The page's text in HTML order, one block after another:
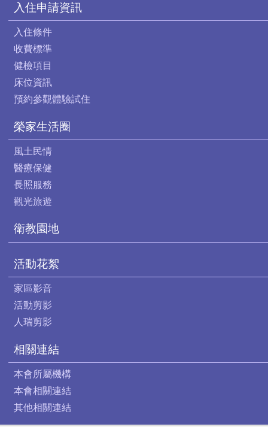
入住申請資訊
入住條件
收費標準
健檢項目
床位資訊
預約參觀體驗試住
榮家生活圈
風土民情
醫療保健
長照服務
觀光旅遊
衛教園地
活動花絮
家區影音
活動剪影
人瑞剪影
相關連結
本會所屬機構
本會相關連結
其他相關連結